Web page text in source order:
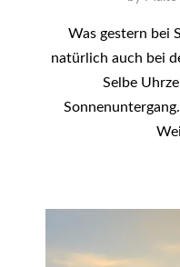
Was gestern bei
natürlich auch bei
Selbe